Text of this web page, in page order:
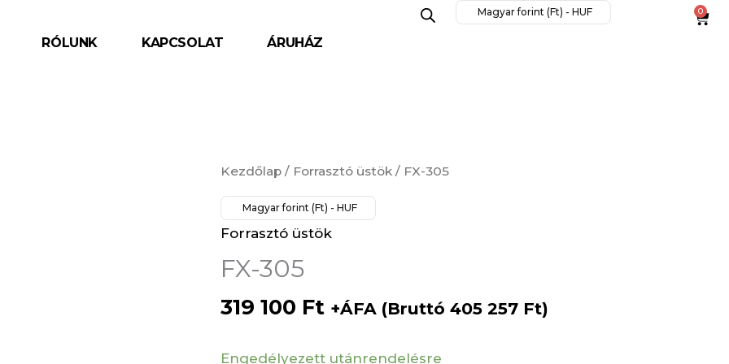
RÓLUNK KAPCSOLAT ÁRUHÁZ
Magyar forint (Ft) - HUF 0
Cart
Kezdőlap / Forrasztó üstök / FX-305
Magyar forint (Ft) - HUF
Forrasztó üstök
FX-305
319 100 Ft +ÁFA (Bruttó405 257 Ft)
Engedélyezett utánrendelésre
FX-
305
mennyiség
mennyiség